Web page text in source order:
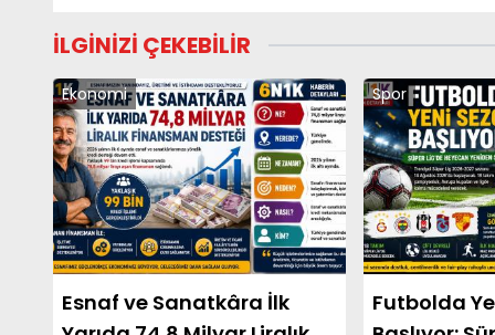
İLGİNİZİ ÇEKEBİLİR
Ekonomi
Esnaf ve Sanatkâra İlk
Spor
Futbolda